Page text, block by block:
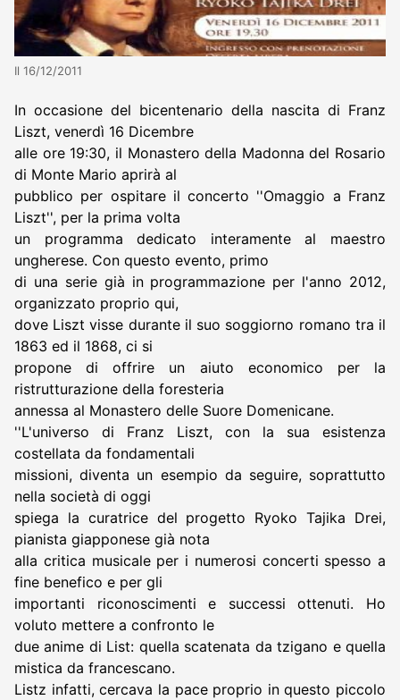
Il 16/12/2011
In occasione del bicentenario della nascita di Franz
Liszt, venerdì 16 Dicembre
alle ore 19:30, il Monastero della Madonna del Rosario
di Monte Mario aprirà al
pubblico per ospitare il concerto ''Omaggio a Franz
Liszt'', per la prima volta
un programma dedicato interamente al maestro
ungherese. Con questo evento, primo
di una serie già in programmazione per l'anno 2012,
organizzato proprio qui,
dove Liszt visse durante il suo soggiorno romano tra il
1863 ed il 1868, ci si
propone di offrire un aiuto economico per la
ristrutturazione della foresteria
annessa al Monastero delle Suore Domenicane.
''L'universo di Franz Liszt, con la sua esistenza
costellata da fondamentali
missioni, diventa un esempio da seguire, soprattutto
nella società di oggi
spiega la curatrice del progetto Ryoko Tajika Drei,
pianista giapponese già nota
alla critica musicale per i numerosi concerti spesso a
fine benefico e per gli
importanti riconoscimenti e successi ottenuti. Ho
voluto mettere a confronto le
due anime di List: quella scatenata da tzigano e quella
mistica da francescano.
Listz infatti, cercava la pace proprio in questo piccolo